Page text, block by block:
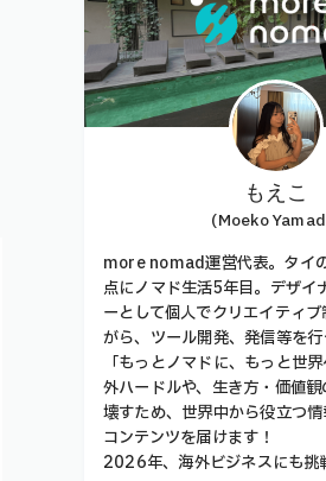
もえこ
(Moeko
more nomad運営代表。タイ
点にノマド生活5年目。デザイ
ーとして個人でクリエイティ
がら、ツール開発、発信等を行
「もっとノマドに、もっと世
外ハードルや、生き方・価値
壊すため、世界中から役立つ
コンテンツを届けます！
2026年、海外ビジネスにも挑